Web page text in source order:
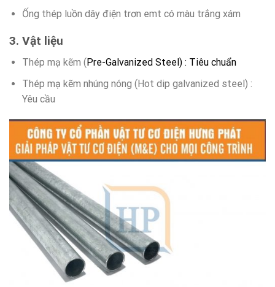
Ống thép luồn dây điện trơn emt có màu trắng xám
3. Vật liệu
Thép mạ kẽm (Pre-Galvanized Steel) : Tiêu chuẩn
Thép mạ kẽm nhúng nóng (Hot dip galvanized steel) :
Yêu cầu